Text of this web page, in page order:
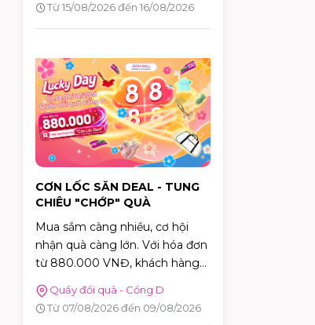
Từ 15/08/2026 đến 16/08/2026
CƠN LỐC SĂN DEAL - TUNG
CHIÊU "CHỚP" QUÀ
Mua sắm càng nhiều, cơ hội
nhận quà càng lớn. Với hóa đơn
từ 880.000 VNĐ, khách hàng
sẽ được tham gia trò chơi "Cơn
Lốc Deal" để thử thách phản xạ,
bắt bóng và nhận ngay những
Quầy đổi quà - Cổng D
Từ 07/08/2026 đến 09/08/2026